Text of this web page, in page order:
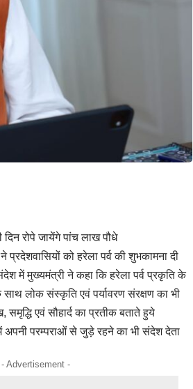
दिन रोपे जायेंगे पांच लाख पौधे
प्रदेशवासियों को हरेला पर्व की शुभकामना दी
में मुख्यमंत्री ने कहा कि हरेला पर्व प्रकृति के
साथ लोक संस्कृति एवं पर्यावरण संरक्षण का भी
एवं सौहार्द का प्रतीक बताते हुये
अपनी परम्पराओं से जुड़े रहने का भी संदेश देता
- Advertisement -